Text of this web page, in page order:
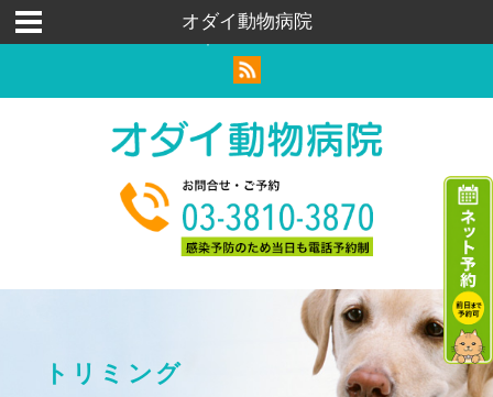
荒川区｜足立区｜北区｜犬猫ウサギ｜トリミングペットホテル
｜ハムスター
トリミング
オダイ動物病院